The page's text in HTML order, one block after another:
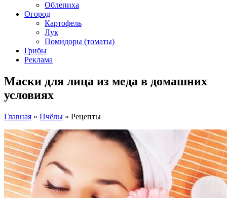
Облепиха
Огород
Картофель
Лук
Помидоры (томаты)
Грибы
Реклама
Маски для лица из меда в домашних
условиях
Главная » Пчёлы » Рецепты